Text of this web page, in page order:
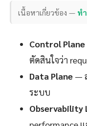
เนื้อหาเกี่ยวข้อง — ท
Control Plane
ตัดสินใจว่า
Data Plane —
ระบบ
Observability